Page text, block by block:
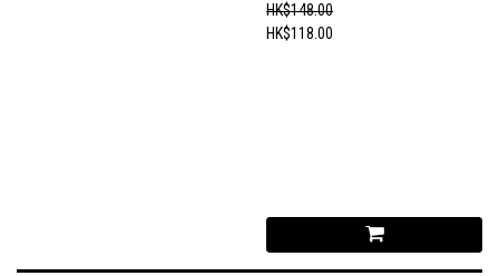
HK$148.00
HK$118.00